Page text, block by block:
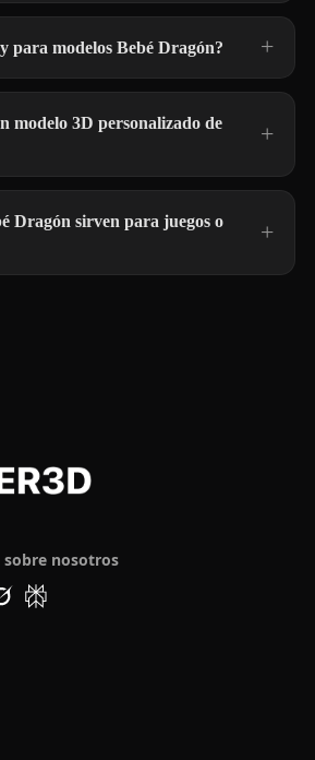
para modelos Bebé Dragón?
modelo 3D personalizado de
Dragón sirven para juegos o
sobre nosotros